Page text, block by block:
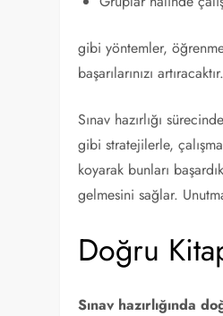
gibi yöntemler,
başarılarınızı artıracaktır.
Sınav hazırlığı sürecinde
gibi stratejilerle,
koyarak bunları
gelmesini sağlar.
Doğru
Sınav hazırlığında